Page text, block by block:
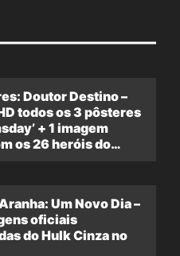
Doutor Destino –
todos os 3 pôsteres
+ 1 imagem
os 26 heróis do
Um Novo Dia –
oficiais
do Hulk Cinza no